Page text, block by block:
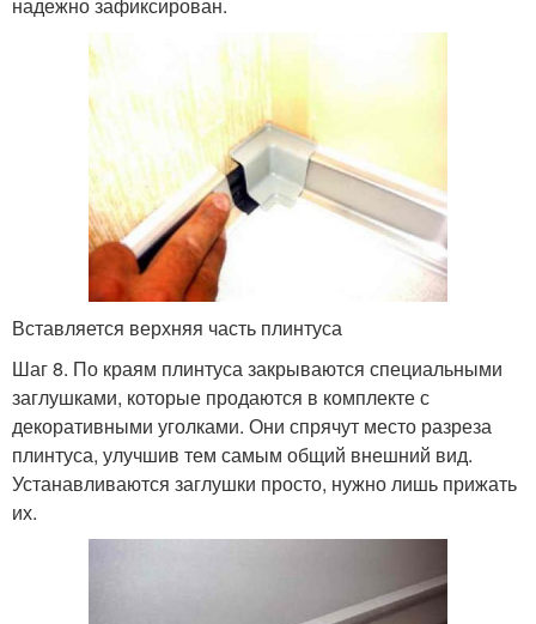
Вставляется верхняя часть плинтуса
Шаг 8. По краям плинтуса закрываются специальными
заглушками, которые продаются в комплекте с
декоративными уголками. Они спрячут место разреза
плинтуса, улучшив тем самым общий внешний вид.
Устанавливаются заглушки просто, нужно лишь прижать
их.